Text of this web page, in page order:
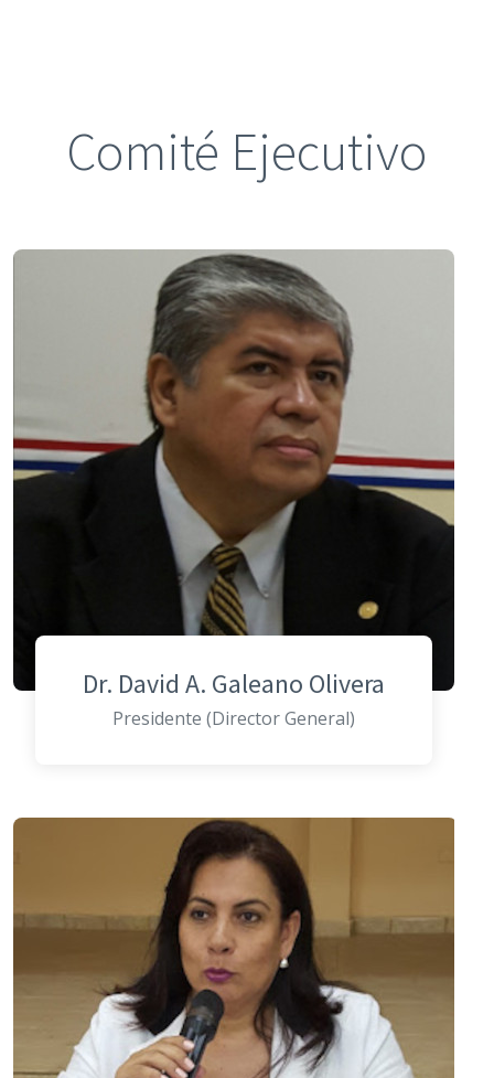
Comité Ejecutivo
Dr. David A. Galeano Olivera
Presidente (Director General)